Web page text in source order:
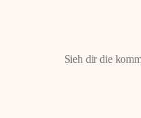
Sieh dir die